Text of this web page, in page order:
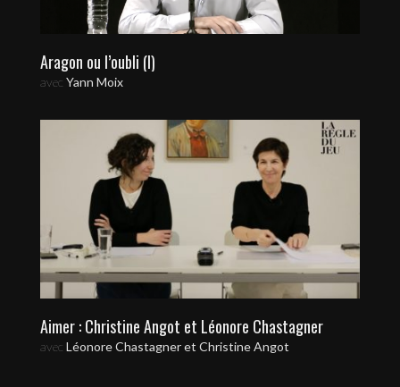
Aragon ou l’oubli (I)
avec Yann Moix
Aimer : Christine Angot et Léonore Chastagner
avec Léonore Chastagner et Christine Angot